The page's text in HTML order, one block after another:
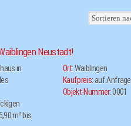
Neustadt!
in
m² bis
Ort:Waiblingen
Kaufpreis:auf Anfrage
Objekt-Nummer:0001